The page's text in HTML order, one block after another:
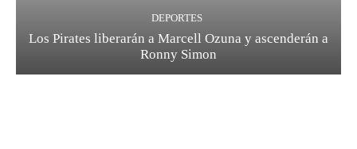
DEPORTES
Los Pirates liberarán a Marcell Ozuna y ascenderán a
Ronny Simon